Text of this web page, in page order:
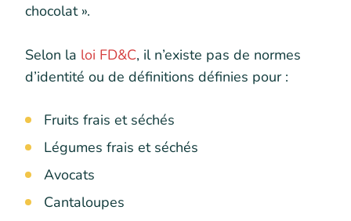
chocolat ».
Selon la loi FD&C, il n’existe pas de normes
d’identité ou de définitions définies pour :
Fruits frais et séchés
Légumes frais et séchés
Avocats
Cantaloupes